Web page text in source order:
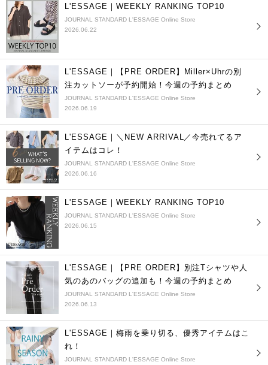
L'ESSAGE｜WEEKLY RANKING TOP10
JOURNAL STANDARD L'ESSAGE Online Store
2026.06.22
L'ESSAGE｜【PRE ORDER】Miller×Uhrの別
注カットソーが予約開始！今週の予約まとめ
JOURNAL STANDARD L'ESSAGE Online Store
2026.06.19
L'ESSAGE｜＼NEW ARRIVAL／今売れてるア
イテムはコレ！
JOURNAL STANDARD L'ESSAGE Online Store
2026.06.16
L'ESSAGE｜WEEKLY RANKING TOP10
JOURNAL STANDARD L'ESSAGE Online Store
2026.06.15
L'ESSAGE｜【PRE ORDER】別注Tシャツや人
気のあのバッグの追加も！今週の予約まとめ
JOURNAL STANDARD L'ESSAGE Online Store
2026.06.13
L'ESSAGE｜梅雨を乗り切る、優秀アイテムはこ
れ！
JOURNAL STANDARD L'ESSAGE Online Store